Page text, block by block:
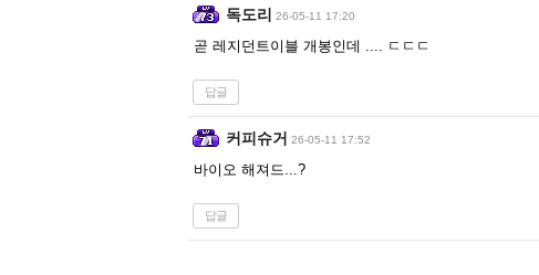
독도리 26-05-11 17:20
곧 레지던트이블 개봉인데 .... ㄷㄷㄷ
답글
커피슈거 26-05-11 17:52
바이오 해져드...?
답글